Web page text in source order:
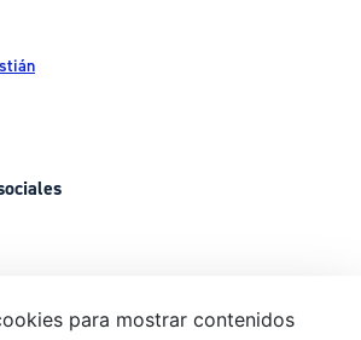
para mostrar contenidos